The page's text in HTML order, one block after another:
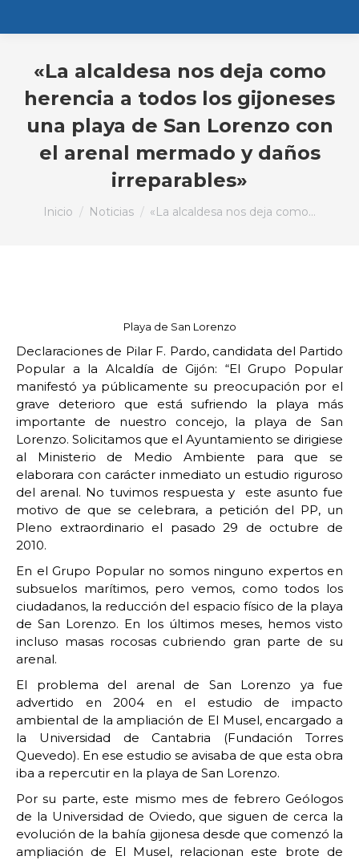
«La alcaldesa nos deja como
herencia a todos los gijoneses
una playa de San Lorenzo con
el arenal mermado y daños
irreparables»
Estás aquí:
Inicio Noticias «La alcaldesa nos deja como…
Playa de San Lorenzo
Declaraciones de Pilar F. Pardo, candidata del Partido
Popular a la Alcaldía de Gijón: “El Grupo Popular
manifestó ya públicamente su preocupación por el
grave deterioro que está sufriendo la playa más
importante de nuestro concejo, la playa de San
Lorenzo. Solicitamos que el Ayuntamiento se dirigiese
al Ministerio de Medio Ambiente para que se
elaborara con carácter inmediato un estudio riguroso
del arenal. No tuvimos respuesta y este asunto fue
motivo de que se celebrara, a petición del PP, un
Pleno extraordinario el pasado 29 de octubre de
2010.
En el Grupo Popular no somos ninguno expertos en
subsuelos marítimos, pero vemos, como todos los
ciudadanos, la reducción del espacio físico de la playa
de San Lorenzo. En los últimos meses, hemos visto
incluso masas rocosas cubriendo gran parte de su
arenal.
El problema del arenal de San Lorenzo ya fue
advertido en 2004 en el estudio de impacto
ambiental de la ampliación de El Musel, encargado a
la Universidad de Cantabria (Fundación Torres
Quevedo). En ese estudio se avisaba de que esta obra
iba a repercutir en la playa de San Lorenzo.
Por su parte, este mismo mes de febrero Geólogos
de la Universidad de Oviedo, que siguen de cerca la
evolución de la bahía gijonesa desde que comenzó la
ampliación de El Musel, relacionan este brote de